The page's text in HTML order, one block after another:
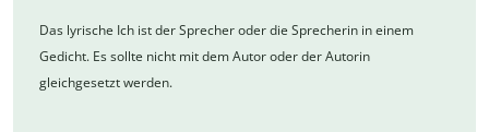
Das lyrische Ich ist der Sprecher oder die Sprecherin in einem
Gedicht. Es sollte nicht mit dem Autor oder der Autorin
gleichgesetzt werden.